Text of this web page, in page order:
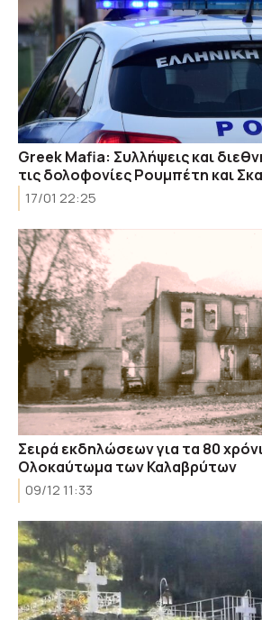
Greek Mafia: Συλλήψεις και
τις δολοφονίες Ρουμπέτη και
17/01 22:25
Σειρά εκδηλώσεων για τα 80
Ολοκαύτωμα των Καλαβρύτων
09/12 11:33